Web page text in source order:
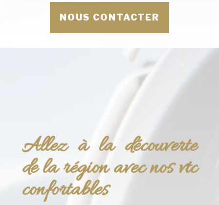
NOUS CONTACTER
Allez à la découverte
de la région avec nos vtc
confortables